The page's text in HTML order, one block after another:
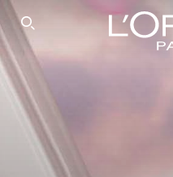
SEARCH THIS SITE